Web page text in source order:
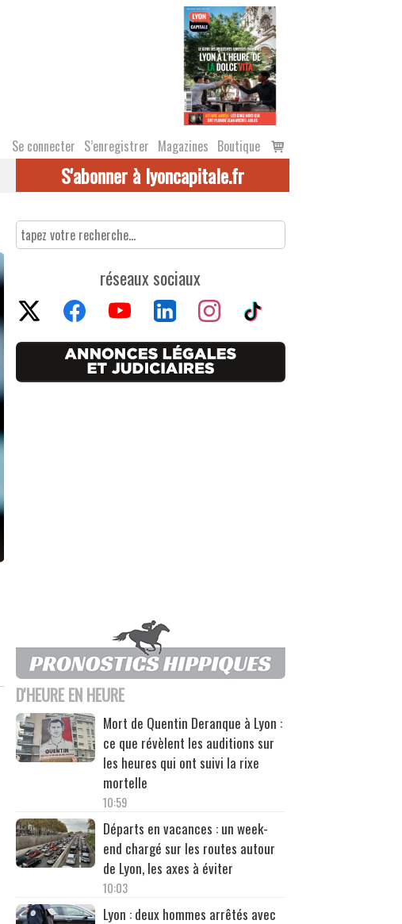
Se connecter S’enregistrer Magazines Boutique
Voir
le
S'abonner à lyoncapitale.fr
réseaux sociaux
D'HEURE EN HEURE
Mort de Quentin Deranque à Lyon :
ce que révèlent les auditions sur
les heures qui ont suivi la rixe
mortelle
10:59
Départs en vacances : un week-
end chargé sur les routes autour
de Lyon, les axes à éviter
10:03
Lyon : deux hommes arrêtés avec